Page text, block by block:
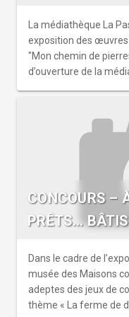
moment fort pour
et comprendre le
estivale est un
découverte et
La médiathèque La
exposition des
"Mon chemin de
d’ouverture de la
CONCOURS –
PRÊTS…
Dans le cadre de
musée des Maisons
adeptes des jeux de
thème « La ferme de